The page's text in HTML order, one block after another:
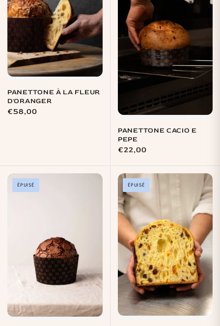
PANETTONE À LA FLEUR
D'ORANGER
Prix
€58,00
PANETTONE CACIO E
PEPE
Prix
€22,00
ÉPUISÉ ÉPUISÉ